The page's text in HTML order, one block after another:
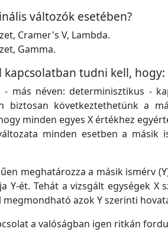
változók esetében?
Cramer's V, Lambda.
Gamma.
tudni kell, hogy:
más néven: determinisztikus -
biztosan következtethetünk a
minden egyes X értékhez
minden esetben a másik
meghatározza a másik ismérv
Y-ét. Tehát a vizsgált egységek X
azok Y szerinti
a valóságban igen ritkán